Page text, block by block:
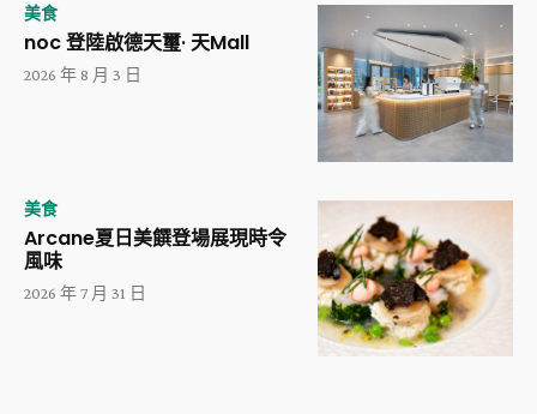
美食
noc 登陸啟德天璽· 天Mall
2026 年 8 月 3 日
美食
Arcane夏日美饌登場展現時令
風味
2026 年 7 月 31 日